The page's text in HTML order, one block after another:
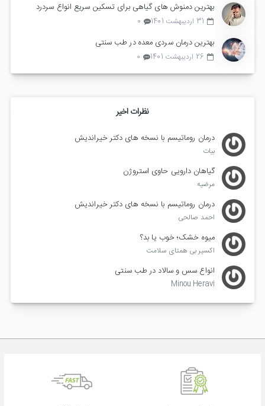
بهترین دمنوش های گیاهی برای تسکین سریع انواع سردرد
31 اردیبهشت 1401 0
بهترین درمان سردی معده در طب سنتی
26 اردیبهشت 1401 0
نظرات اخیر
درمان روماتیسم با نسخه های دکتر خیراندیش
بیات
گیاهان دارویی حاوی استروژن
مرضیه
درمان روماتیسم با نسخه های دکتر خیراندیش
احمد صالحی
میوه خشک؛ خوب یا بد؟
اکسیر بی همتای سلامت
انواع سس و سالاد در طب سنتی
Minou Heravi